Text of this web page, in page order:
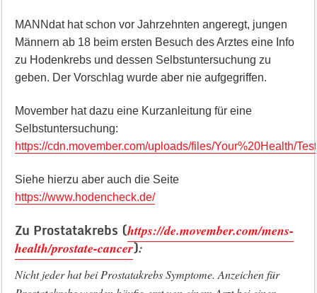
MANNdat hat schon vor Jahrzehnten angeregt, jungen
Männern ab 18 beim ersten Besuch des Arztes eine Info
zu Hodenkrebs und dessen Selbstuntersuchung zu
geben. Der Vorschlag wurde aber nie aufgegriffen.
Movember hat dazu eine Kurzanleitung für eine
Selbstuntersuchung:
https://cdn.movember.com/uploads/files/Your%20Health/
Siehe hierzu aber auch die Seite
https://www.hodencheck.de/
Zu Prostatakrebs (https://de.movember.com/mens-
health/prostate-cancer):
Nicht jeder hat bei Prostatakrebs Symptome. Anzeichen für